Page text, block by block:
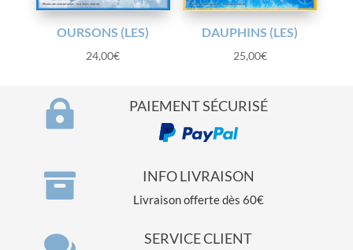
OURSONS (LES)
24,00€
DAUPHINS (LES)
25,00€
 PAIEMENT SÉCURISÉ
 INFO LIVRAISON
Livraison offerte dès 60€
SERVICE CLIENT